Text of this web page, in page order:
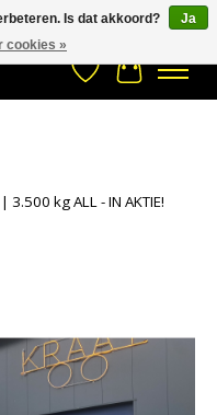
Whatsapp bericht
Verlanglijst
kg ALL - IN AKTIE!
Is dat akkoord?
Ja
cookies »